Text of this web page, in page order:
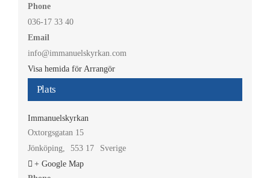
Plats
Immanuelskyrkan
Oxtorgsgatan 15
Jönköping, 553 17
Sverige
+ Google Map
Phone
036-17 33 40
Email
info@immanuelskyrkan.com
Visa hemida för Arrangör